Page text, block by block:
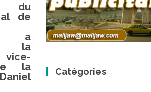
du
de
a
la
vice-
la
Catégories